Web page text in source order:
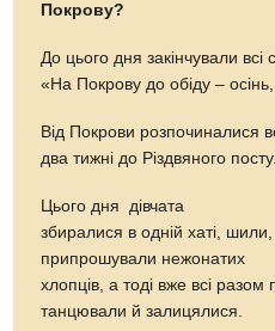
Покрову?
До цього дня закінчували всі
«На Покрову до обіду –
Від Покрови розпочиналися
два тижні до Різдвяного посту.
Цього дня дівчата
збиралися в одній хаті,
припрошували нежонатих
хлопців, а тоді вже всі разом
танцювали й залицялися.